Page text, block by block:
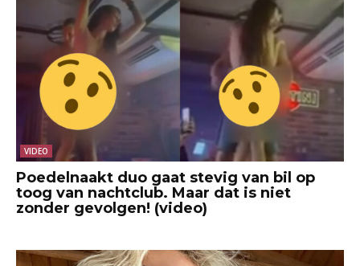
VIDEO
Poedelnaakt duo gaat stevig van bil op
toog van nachtclub. Maar dat is niet
zonder gevolgen! (video)